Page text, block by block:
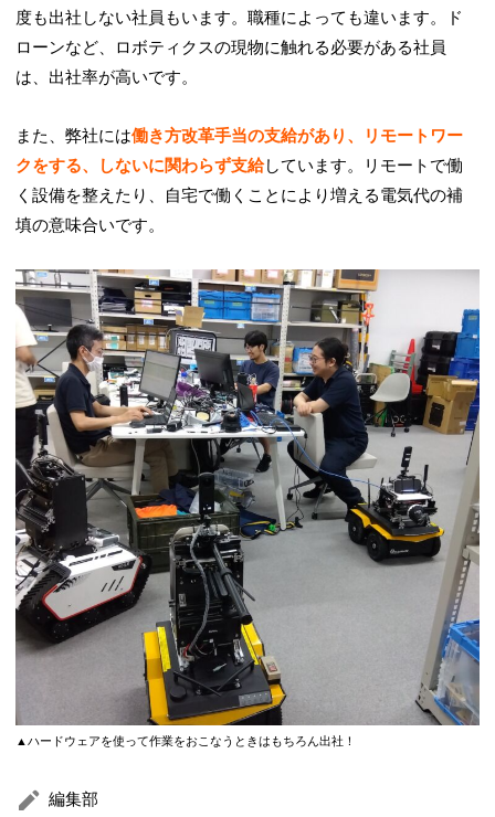
度も出社しない社員もいます。職種によっても違います。ド
ローンなど、ロボティクスの現物に触れる必要がある社員
は、出社率が高いです。
また、弊社には働き方改革手当の支給があり、リモートワー
クをする、しないに関わらず支給しています。リモートで働
く設備を整えたり、自宅で働くことにより増える電気代の補
填の意味合いです。
▲ハードウェアを使って作業をおこなうときはもちろん出社！
編集部